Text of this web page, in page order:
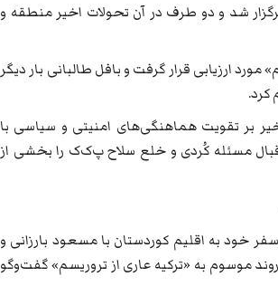
شد و دو طرف در آن تحولات اخیر منطقه و
ارزیابی قرار گرفت و بافل طالبانی بار دیگر
کرد.
بر تقویت هماهنگی‌های امنیتی و سیاسی با
قبال مسئله کُردی و خلع سلاح پ‌ک‌ک را بخشی از
خود به اقلیم کوردستان با مسعود بارزانی و
موسوم به «ترکیه عاری از تروریسم» گفت‌وگو